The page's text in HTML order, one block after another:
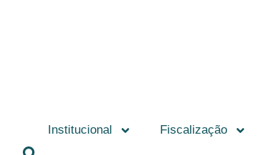
Institucional Fiscalização